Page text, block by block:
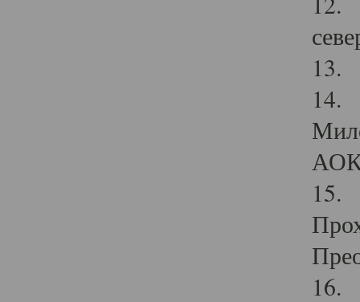
13.
14.
15.
16.